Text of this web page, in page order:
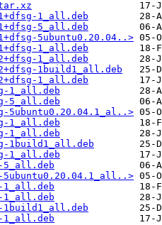
1_all.deb
5_all.deb
5ubuntu0.20.04..>
1_all.deb
1_all.deb
1build1_all.deb
1_all.deb
1_all.deb
5_all.deb
1_all.deb
1_all.deb
1build1_all.deb
1_all.deb
5_all.deb
5ubuntu0.20.04.1_all..>
1_all.deb
1_all.deb
1build1_all.deb
1_all.deb